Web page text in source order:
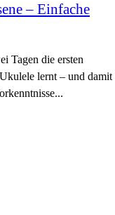
– Einfache
Tagen die ersten
lernt – und damit